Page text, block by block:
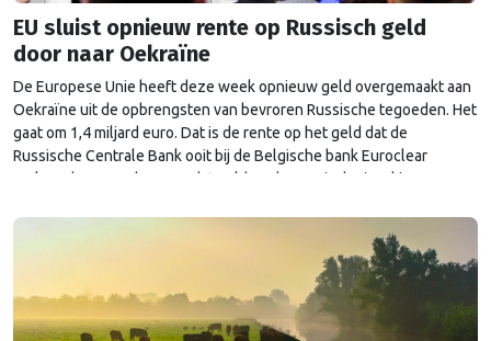
EU sluist opnieuw rente op Russisch geld
door naar Oekraïne
De Europese Unie heeft deze week opnieuw geld overgemaakt aan
Oekraïne uit de opbrengsten van bevroren Russische tegoeden. Het
gaat om 1,4 miljard euro. Dat is de rente op het geld dat de
Russische Centrale Bank ooit bij de Belgische bank Euroclear
parkeerde. De EU bevroor dat geld na de Russische inval in